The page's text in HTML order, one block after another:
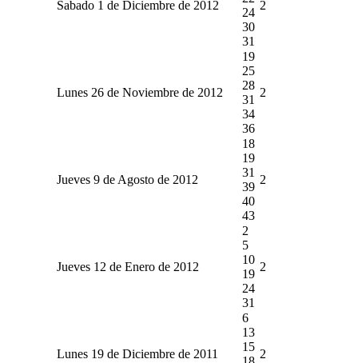
Sabado 1 de Diciembre de 2012
24
30
31
2
Lunes 26 de Noviembre de 2012
19
25
28
31
34
36
2
Jueves 9 de Agosto de 2012
18
19
31
39
40
43
2
Jueves 12 de Enero de 2012
2
5
10
19
24
31
2
Lunes 19 de Diciembre de 2011
6
13
15
2